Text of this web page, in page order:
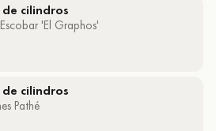
cilindros
'El Graphos'
cilindros
Pathé